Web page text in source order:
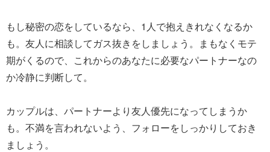
もし秘密の恋をしているなら、1人で抱えきれなくなるか
も。友人に相談してガス抜きをしましょう。まもなくモテ
期がくるので、これからのあなたに必要なパートナーなの
か冷静に判断して。
カップルは、パートナーより友人優先になってしまうか
も。不満を言われないよう、フォローをしっかりしておき
ましょう。